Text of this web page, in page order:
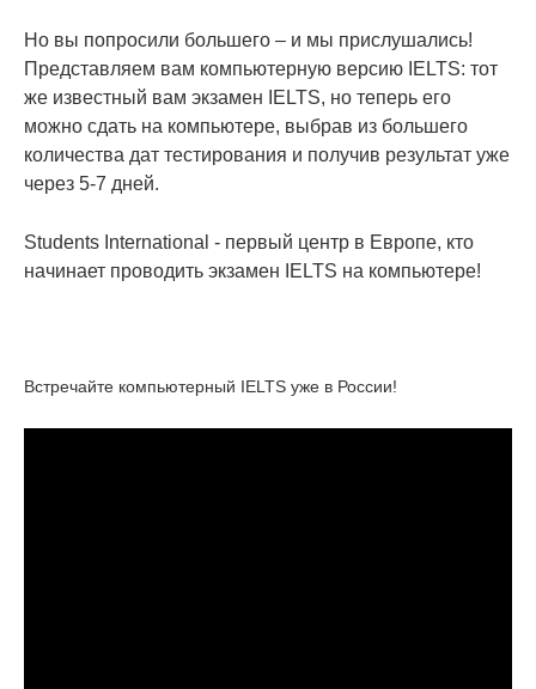
Но вы попросили большего – и мы прислушались!
Представляем вам компьютерную версию IELTS: тот
же известный вам экзамен IELTS, но теперь его
можно сдать на компьютере, выбрав из большего
количества дат тестирования и получив результат уже
через 5-7 дней.
Students International - первый центр в Европе, кто
начинает проводить экзамен IELTS на компьютере!
Встречайте компьютерный IELTS уже в России!